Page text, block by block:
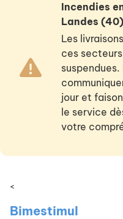
Incendies
Landes (40)
Les
ces
jour et
le service
votre
<
Bimestimul